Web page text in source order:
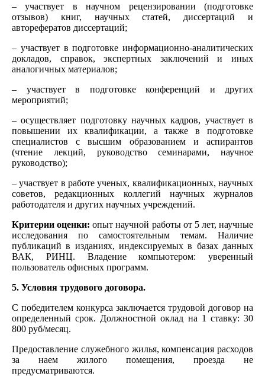
– участвует в научном рецензировании (подготовке
отзывов) книг, научных статей, диссертаций и
авторефератов диссертаций;
– участвует в подготовке информационно-аналитических
докладов, справок, экспертных заключений и иных
аналогичных материалов;
– участвует в подготовке конференций и других
мероприятий;
– осуществляет подготовку научных кадров, участвует в
повышении их квалификации, а также в подготовке
специалистов с высшим образованием и аспирантов
(чтение лекций, руководство семинарами, научное
руководство);
– участвует в работе ученых, квалификационных, научных
советов, редакционных коллегий научных журналов
работодателя и других научных учреждений.
Критерии оценки: опыт научной работы от 5 лет, научные
исследования по самостоятельным темам. Наличие
публикаций в изданиях, индексируемых в базах данных
ВАК, РИНЦ. Владение компьютером: уверенный
пользователь офисных программ.
5. Условия трудового договора.
С победителем конкурса заключается трудовой договор на
определенный срок. Должностной оклад на 1 ставку: 30
800 руб/месяц.
Предоставление служебного жилья, компенсация расходов
за наем жилого помещения, проезда не
предусматриваются.